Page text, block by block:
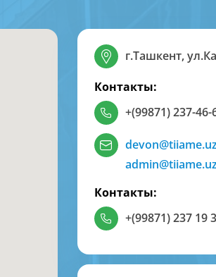
г.Ташкент,
Контакты:
+(99871) 237-46-
Контакты:
+(99871) 237 19